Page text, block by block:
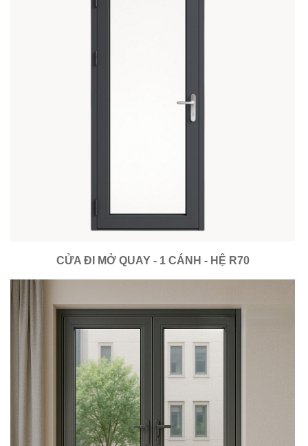
CỬA ĐI MỞ QUAY - 1 CÁNH - HỆ R70